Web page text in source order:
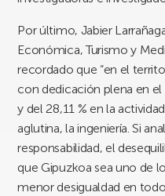
Por último, Jabier
Económica, Turismo y
recordado que “en el
con dedicación plena en
y del 28,11 % en la
aglutina, la ingeniería. Si
responsabilidad, el
que Gipuzkoa sea uno de
menor desigualdad en